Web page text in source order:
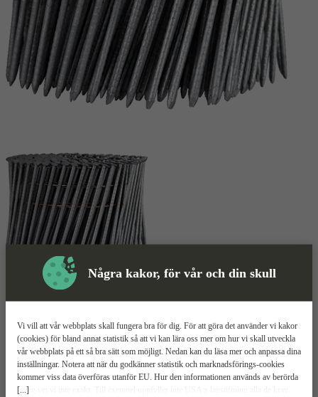
Några kakor, för vår och din skull
[...]
Vi vill att vår webbplats skall fungera bra för dig. För att göra det använder vi kakor
(cookies) för bland annat statistik så att vi kan lära oss mer om hur vi skall utveckla
vår webbplats på ett så bra sätt som möjligt. Nedan kan du läsa mer och anpassa dina
inställningar. Notera att när du godkänner statistik och marknadsförings-cookies
kommer viss data överföras utanför EU. Hur den informationen används av berörda
bolag vet vi inte exakt. Till exempel uppfyller inte USA:s lagstiftning alla de krav
Skyddsutrustning
Spik Mer information
MFT Rundbandad 16°